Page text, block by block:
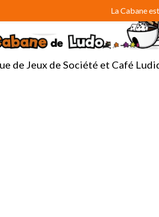
de Jeux de Société et Café
La Cabane